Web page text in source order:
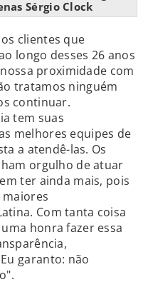
Sérgio Clock
clientes que
longo desses 26 anos
proximidade com
tratamos ninguém
continuar.
tem suas
melhores equipes de
a atendê-las. Os
orgulho de atuar
ter ainda mais, pois
Com tanta coisa
honra fazer essa
garanto: não